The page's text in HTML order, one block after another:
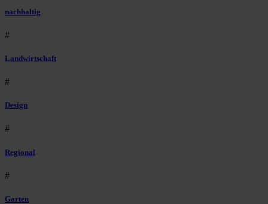
nachhaltig
#
Landwirtschaft
#
Design
#
Regional
#
Garten